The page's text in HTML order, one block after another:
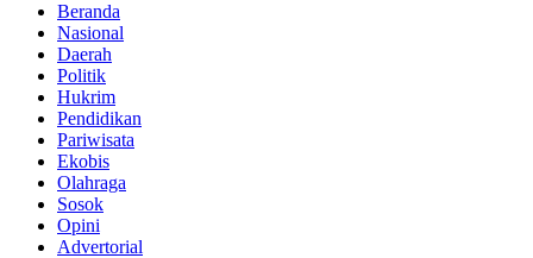
Beranda
Nasional
Daerah
Politik
Hukrim
Pendidikan
Pariwisata
Ekobis
Olahraga
Sosok
Opini
Advertorial